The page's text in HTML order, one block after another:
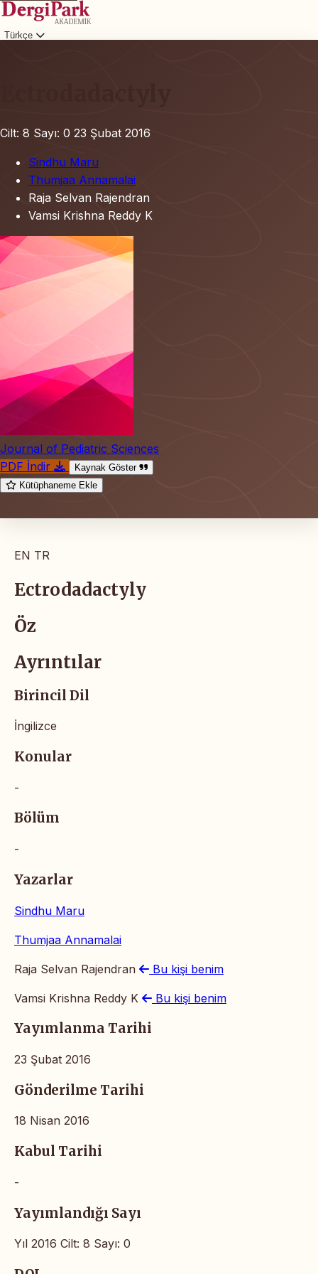
Türkçe
Cilt: 8 Sayı: 0 23 Şubat 2016
Sindhu Maru
Thumjaa Annamalai
Raja Selvan Rajendran
Vamsi Krishna Reddy K
Journal of Pediatric Sciences
PDF İndir
Kaynak Göster
Kütüphaneme Ekle
EN TR
Ectrodadactyly
Öz
Ayrıntılar
Birincil Dil
İngilizce
Konular
-
Bölüm
-
Yazarlar
Sindhu Maru
Thumjaa Annamalai
Raja Selvan Rajendran Bu kişi benim
Vamsi Krishna Reddy K Bu kişi benim
Yayımlanma Tarihi
23 Şubat 2016
Gönderilme Tarihi
18 Nisan 2016
Kabul Tarihi
-
Yayımlandığı Sayı
Yıl 2016 Cilt: 8 Sayı: 0